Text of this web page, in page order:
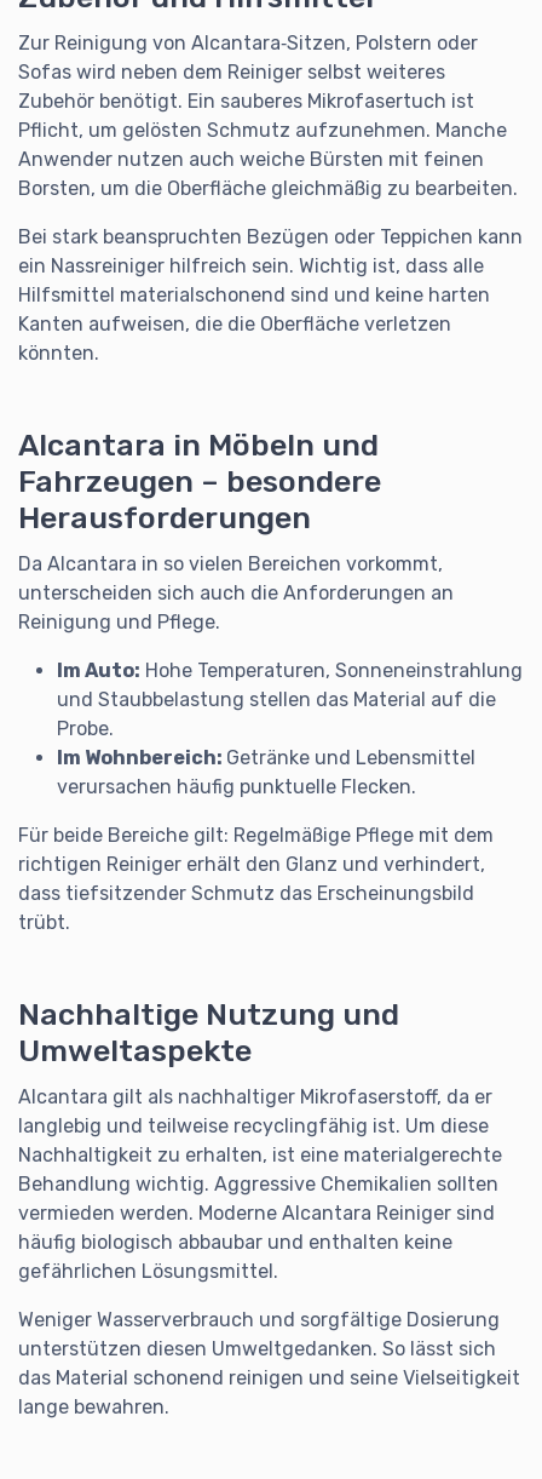
Zur Reinigung von Alcantara‑Sitzen, Polstern oder
Sofas wird neben dem Reiniger selbst weiteres
Zubehör benötigt. Ein sauberes Mikrofasertuch ist
Pflicht, um gelösten Schmutz aufzunehmen. Manche
Anwender nutzen auch weiche Bürsten mit feinen
Borsten, um die Oberfläche gleichmäßig zu bearbeiten.
Bei stark beanspruchten Bezügen oder Teppichen kann
ein Nassreiniger hilfreich sein. Wichtig ist, dass alle
Hilfsmittel materialschonend sind und keine harten
Kanten aufweisen, die die Oberfläche verletzen
könnten.
Alcantara in Möbeln und
Fahrzeugen – besondere
Herausforderungen
Da Alcantara in so vielen Bereichen vorkommt,
unterscheiden sich auch die Anforderungen an
Reinigung und Pflege.
Im Auto: Hohe Temperaturen, Sonneneinstrahlung
und Staubbelastung stellen das Material auf die
Probe.
Im Wohnbereich: Getränke und Lebensmittel
verursachen häufig punktuelle Flecken.
Für beide Bereiche gilt: Regelmäßige Pflege mit dem
richtigen Reiniger erhält den Glanz und verhindert,
dass tiefsitzender Schmutz das Erscheinungsbild
trübt.
Nachhaltige Nutzung und
Umweltaspekte
Alcantara gilt als nachhaltiger Mikrofaserstoff, da er
langlebig und teilweise recyclingfähig ist. Um diese
Nachhaltigkeit zu erhalten, ist eine materialgerechte
Behandlung wichtig. Aggressive Chemikalien sollten
vermieden werden. Moderne Alcantara Reiniger sind
häufig biologisch abbaubar und enthalten keine
gefährlichen Lösungsmittel.
Weniger Wasserverbrauch und sorgfältige Dosierung
unterstützen diesen Umweltgedanken. So lässt sich
das Material schonend reinigen und seine Vielseitigkeit
lange bewahren.